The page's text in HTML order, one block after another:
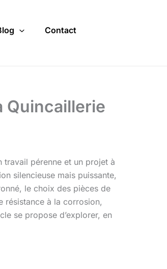
Contact
Quincaillerie
travail pérenne et un projet à
silencieuse mais puissante,
le choix des pièces de
résistance à la corrosion,
se propose d’explorer, en